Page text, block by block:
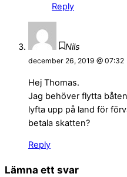
Reply
Nils
december 26, 2019 @ 07:32
Hej Thomas.
Jag behöver flytta
lyfta upp på land för
betala skatten?
Reply
Lämna ett svar